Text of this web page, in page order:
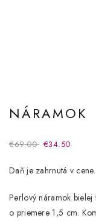
NÁRAMOK
€69.00 €34.50
Daň je zahrnutá v cene.
Perlový náramok
o priemere 1,5 cm.